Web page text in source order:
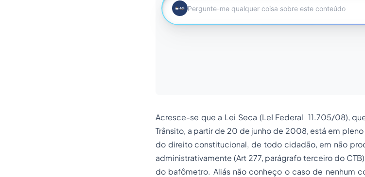
Acresce-se que a Lei Seca (LeI Federal 11.705/08),
Trânsito, a partir de 20 de junho de 2008, está em
do direito constitucional, de todo cidadão, em não
administrativamente (Art 277, parágrafo terceiro do
do bafômetro. Aliás não conheço o caso de nenhum